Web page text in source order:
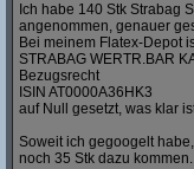
Ich habe 140 Stk Strabag
angenommen, genauer
Bei meinem Flatex-Depot
STRABAG WERTR.BAR
Bezugsrecht
ISIN AT0000A36HK3
auf Null gesetzt, was klar
Soweit ich gegoogelt
noch 35 Stk dazu kommen.